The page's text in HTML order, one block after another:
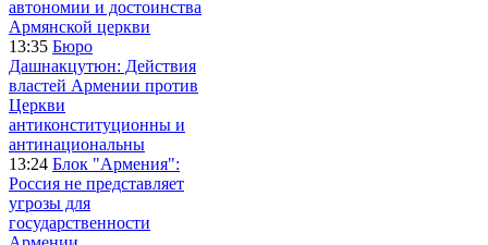
автономии и достоинства
Армянской церкви
13:35 Бюро
Дашнакцутюн: Действия
властей Армении против
Церкви
антиконституционны и
антинациональны
13:24 Блок "Армения":
Россия не представляет
угрозы для
государственности